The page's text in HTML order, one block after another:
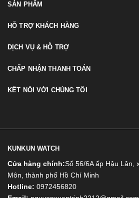
SẢN PHẨM
HỖ TRỢ KHÁCH HÀNG
DỊCH VỤ & HỖ TRỢ
CHẤP NHẬN THANH TOÁN
KẾT NỐI VỚI CHÚNG TÔI
KUNKUN WATCH
Cửa hàng chính:Số 56/6A ấp Hậu Lân,
Môn, thành phố Hồ Chí Minh
Hotline: 0972456820